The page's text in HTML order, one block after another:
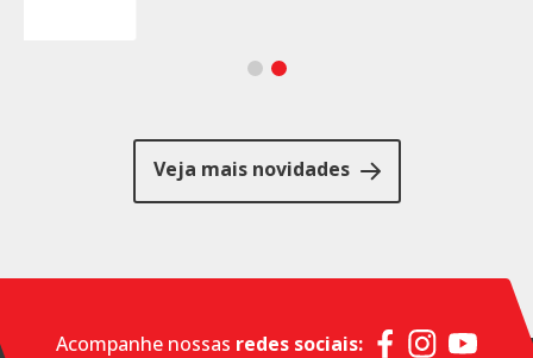
Veja mais novidades
Acompanhe nossas redes sociais: